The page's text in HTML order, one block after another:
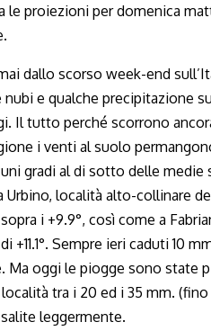
dallo scorso week-end
e qualche precipitazione
Il tutto perché scorrono
i venti al suolo
gradi al di sotto delle
Urbino, località alto-collinare
i +9.9°, così come a
+11.1°. Sempre ieri caduti 10
Ma oggi le piogge sono state
tra i 20 ed i 35 mm.
leggermente.